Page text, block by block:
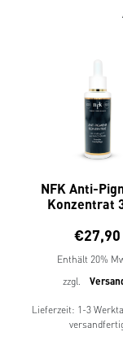
NFK Anti-
Konzentrat
€27,90
Enthält 20%
zzgl.
Lieferzeit: 1-3